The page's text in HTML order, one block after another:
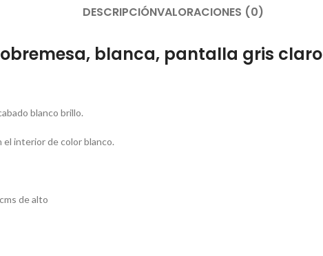
DESCRIPCIÓNVALORACIONES (0)
blanca, pantalla gris claro
blanco brillo.
el interior de color blanco.
de alto